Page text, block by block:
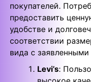
покупателей.
предоставить
удобстве и
соответствии
вида с
Levi’s: